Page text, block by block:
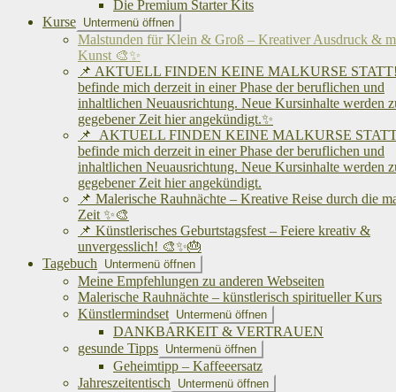
Die Premium Starter Kits
Kurse Untermenü öffnen
Malstunden für Klein & Groß – Kreativer Ausdruck &
Kunst 🎨✨
📌 AKTUELL FINDEN KEINE MALKURSE
befinde mich derzeit in einer Phase der beruflichen und
inhaltlichen Neuausrichtung. Neue Kursinhalte werden
gegebener Zeit hier angekündigt.✨
📌 AKTUELL FINDEN KEINE MALKURSE
befinde mich derzeit in einer Phase der beruflichen und
inhaltlichen Neuausrichtung. Neue Kursinhalte werden
gegebener Zeit hier angekündigt.
📌 Malerische Rauhnächte – Kreative Reise durch die
Zeit ✨🎨
📌 Künstlerisches Geburtstagsfest – Feiere kreativ &
unvergesslich! 🎨✨🎂
Tagebuch
Untermenü öffnen
Meine Empfehlungen zu anderen Webseiten
Malerische Rauhnächte – künstlerisch spiritueller Kurs
Künstlermindset Untermenü öffnen
DANKBARKEIT & VERTRAUEN
gesunde Tipps Untermenü öffnen
Geheimtipp – Kaffeeersatz
Jahreszeitentisch
Untermenü öffnen